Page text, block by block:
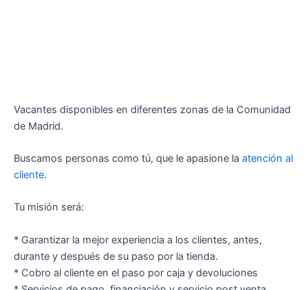
Vacantes disponibles en diferentes zonas de la Comunidad
de Madrid.
Buscamos personas como tú, que le apasione la atención al
cliente.
Tu misión será:
* Garantizar la mejor experiencia a los clientes, antes,
durante y después de su paso por la tienda.
* Cobro al cliente en el paso por caja y devoluciones